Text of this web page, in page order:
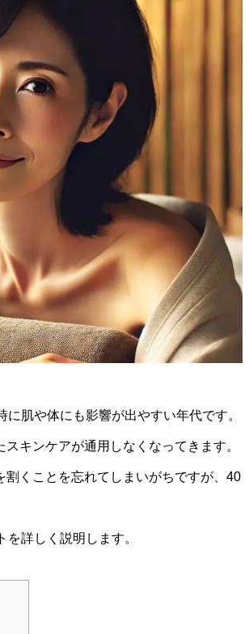
肌や体にも影響が出やすい年代です。
キンケアが通用しなくなってきます。
くことを忘れてしまいがちですが、40
詳しく説明します。